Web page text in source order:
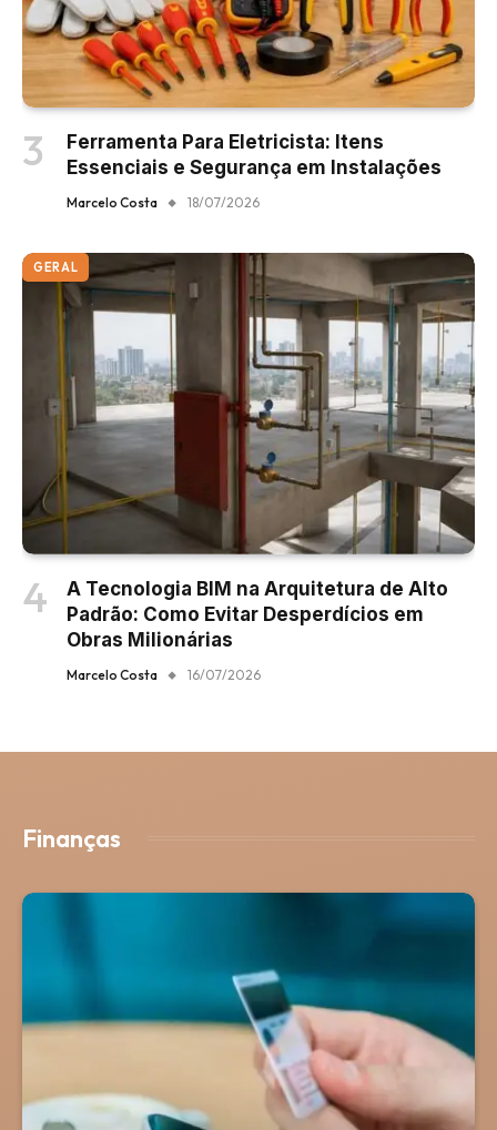
Ferramenta Para Eletricista: Itens
Essenciais e Segurança em Instalações
Marcelo Costa 18/07/2026
GERAL
A Tecnologia BIM na Arquitetura de Alto
Padrão: Como Evitar Desperdícios em
Obras Milionárias
Marcelo Costa 16/07/2026
Finanças